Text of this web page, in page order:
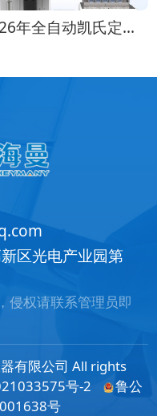
2026年全自动凯氏定氮仪选购指南 实验室选型全攻略
区光电产业园第
侵权请联系管理员即
有限公司 All rights
号-2
鲁公
号